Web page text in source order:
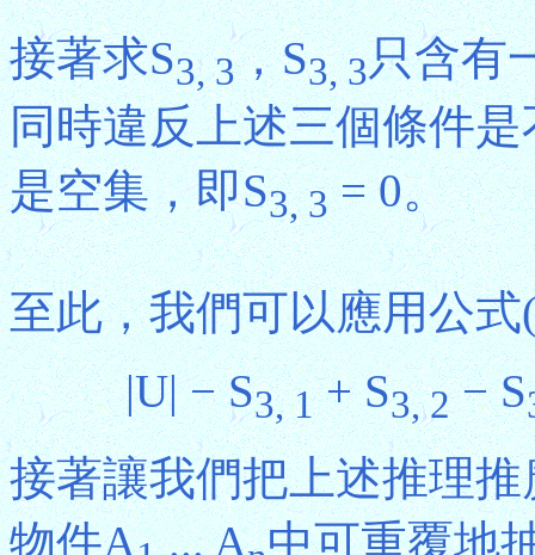
接著求S3, 3，S3, 3只含有
同時違反上述三個條件
是空集，即S3, 3= 0。
至此，我們可以應用公
|U| − S3, 1+ S3, 2− S
接著讓我們把上述推理
物件A ... A 中可重覆地